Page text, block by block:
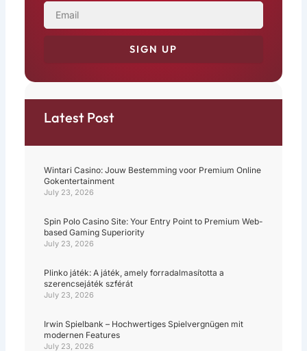
EMAIL
SIGN UP
Latest Post
Wintari Casino: Jouw Bestemming voor Premium Online
Gokentertainment
July 23, 2026
Spin Polo Casino Site: Your Entry Point to Premium Web-
based Gaming Superiority
July 23, 2026
Plinko játék: A játék, amely forradalmasította a
szerencsejáték szférát
July 23, 2026
Irwin Spielbank – Hochwertiges Spielvergnügen mit
modernen Features
July 23, 2026